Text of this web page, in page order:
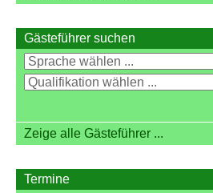
Gästeführer suchen
Zeige alle Gästeführer ...
Termine